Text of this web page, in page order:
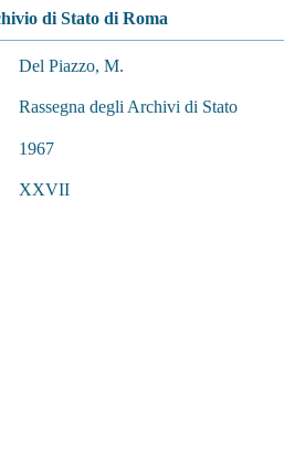
di Stato di Roma
Del Piazzo, M.
Rassegna degli Archivi di Stato
1967
XXVII